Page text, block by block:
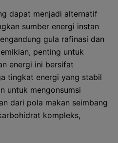
dapat menjadi alternatif
sumber energi instan
gula rafinasi dan
penting untuk
energi ini bersifat
tingkat energi yang stabil
untuk mengonsumsi
dari pola makan seimbang
kompleks,